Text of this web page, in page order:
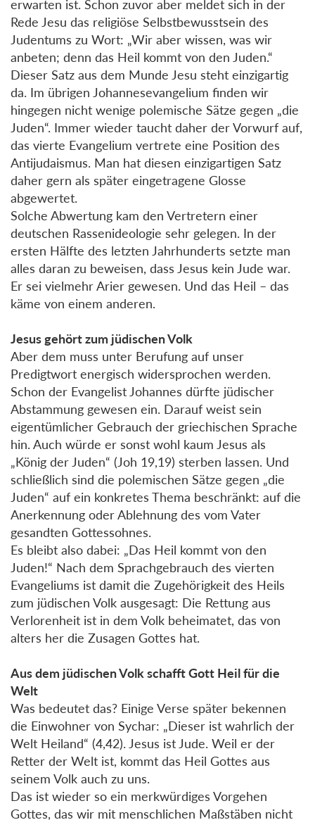
erwarten ist. Schon zuvor aber meldet sich in der
Rede Jesu das religiöse Selbstbewusstsein des
Judentums zu Wort: „Wir aber wissen, was wir
anbeten; denn das Heil kommt von den Juden.“
Dieser Satz aus dem Munde Jesu steht einzigartig
da. Im übrigen Johannesevangelium finden wir
hingegen nicht wenige polemische Sätze gegen „die
Juden“. Immer wieder taucht daher der Vorwurf auf,
das vierte Evangelium vertrete eine Position des
Antijudaismus. Man hat diesen einzigartigen Satz
daher gern als später eingetragene Glosse
abgewertet.
Solche Abwertung kam den Vertretern einer
deutschen Rassenideologie sehr gelegen. In der
ersten Hälfte des letzten Jahrhunderts setzte man
alles daran zu beweisen, dass Jesus kein Jude war.
Er sei vielmehr Arier gewesen. Und das Heil – das
käme von einem anderen.
Jesus gehört zum jüdischen Volk
Aber dem muss unter Berufung auf unser
Predigtwort energisch widersprochen werden.
Schon der Evangelist Johannes dürfte jüdischer
Abstammung gewesen ein. Darauf weist sein
eigentümlicher Gebrauch der griechischen Sprache
hin. Auch würde er sonst wohl kaum Jesus als
„König der Juden“ (Joh 19,19) sterben lassen. Und
schließlich sind die polemischen Sätze gegen „die
Juden“ auf ein konkretes Thema beschränkt: auf die
Anerkennung oder Ablehnung des vom Vater
gesandten Gottessohnes.
Es bleibt also dabei: „Das Heil kommt von den
Juden!“ Nach dem Sprachgebrauch des vierten
Evangeliums ist damit die Zugehörigkeit des Heils
zum jüdischen Volk ausgesagt: Die Rettung aus
Verlorenheit ist in dem Volk beheimatet, das von
alters her die Zusagen Gottes hat.
Aus dem jüdischen Volk schafft Gott Heil für die
Welt
Was bedeutet das? Einige Verse später bekennen
die Einwohner von Sychar: „Dieser ist wahrlich der
Welt Heiland“ (4,42). Jesus ist Jude. Weil er der
Retter der Welt ist, kommt das Heil Gottes aus
seinem Volk auch zu uns.
Das ist wieder so ein merkwürdiges Vorgehen
Gottes, das wir mit menschlichen Maßstäben nicht